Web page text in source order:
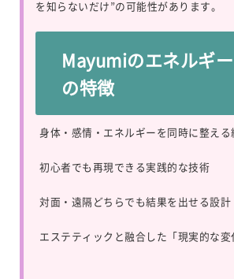
を知らないだけ”の可能性があります。
Mayumiのエネルギ
の特徴
身体・感情・エネルギーを同時に整え
初心者でも再現できる実践的な技術
対面・遠隔どちらでも結果を出せる設計
エステティックと融合した「現実的な